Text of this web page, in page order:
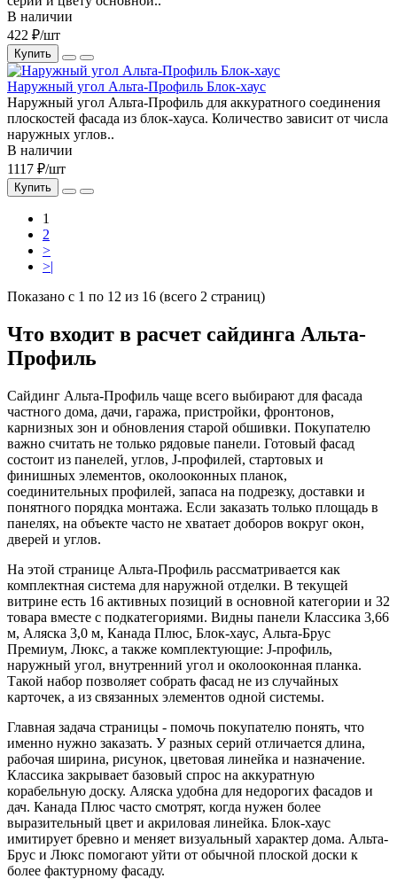
В наличии
422 ₽/шт
Купить
Наружный угол Альта-Профиль Блок-хаус
Наружный угол Альта-Профиль для аккуратного соединения
плоскостей фасада из блок-хауса. Количество зависит от числа
наружных углов..
В наличии
1117 ₽/шт
Купить
1
2
>
>|
Показано с 1 по 12 из 16 (всего 2 страниц)
Что входит в расчет сайдинга Альта-
Профиль
Сайдинг Альта-Профиль чаще всего выбирают для фасада
частного дома, дачи, гаража, пристройки, фронтонов,
карнизных зон и обновления старой обшивки. Покупателю
важно считать не только рядовые панели. Готовый фасад
состоит из панелей, углов, J-профилей, стартовых и
финишных элементов, околооконных планок,
соединительных профилей, запаса на подрезку, доставки и
понятного порядка монтажа. Если заказать только площадь в
панелях, на объекте часто не хватает доборов вокруг окон,
дверей и углов.
На этой странице Альта-Профиль рассматривается как
комплектная система для наружной отделки. В текущей
витрине есть 16 активных позиций в основной категории и 32
товара вместе с подкатегориями. Видны панели Классика 3,66
м, Аляска 3,0 м, Канада Плюс, Блок-хаус, Альта-Брус
Премиум, Люкс, а также комплектующие: J-профиль,
наружный угол, внутренний угол и околооконная планка.
Такой набор позволяет собрать фасад не из случайных
карточек, а из связанных элементов одной системы.
Главная задача страницы - помочь покупателю понять, что
именно нужно заказать. У разных серий отличается длина,
рабочая ширина, рисунок, цветовая линейка и назначение.
Классика закрывает базовый спрос на аккуратную
корабельную доску. Аляска удобна для недорогих фасадов и
дач. Канада Плюс часто смотрят, когда нужен более
выразительный цвет и акриловая линейка. Блок-хаус
имитирует бревно и меняет визуальный характер дома. Альта-
Брус и Люкс помогают уйти от обычной плоской доски к
более фактурному фасаду.